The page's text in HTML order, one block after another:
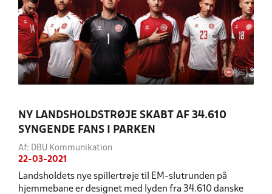
NY LANDSHOLDSTRØJE SKABT AF 34.610
SYNGENDE FANS I PARKEN
Af: DBU Kommunikation
22-03-2021
Landsholdets nye spillertrøje til EM-slutrunden på
hjemmebane er designet med lyden fra 34.610 danske